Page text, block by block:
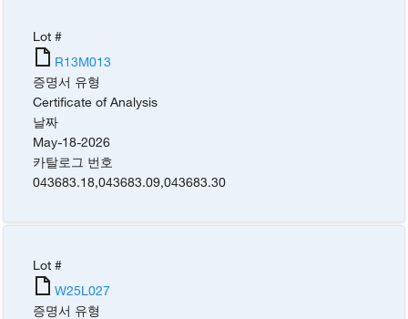
Lot #
R13M013
증명서 유형
Certificate of Analysis
날짜
May-18-2026
카탈로그 번호
043683.18,043683.09,043683.30
Lot #
W25L027
증명서 유형